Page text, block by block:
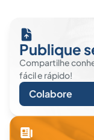
Publique
Compartilhe
fácil e rápido!
Colabore